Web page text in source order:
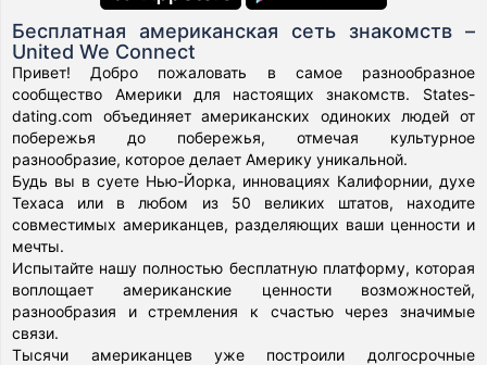
Бесплатная американская сеть знакомств –
United We Connect
Привет! Добро пожаловать в самое разнообразное
сообщество Америки для настоящих знакомств. States-
dating.com объединяет американских одиноких людей от
побережья до побережья, отмечая культурное
разнообразие, которое делает Америку уникальной.
Будь вы в суете Нью-Йорка, инновациях Калифорнии, духе
Техаса или в любом из 50 великих штатов, находите
совместимых американцев, разделяющих ваши ценности и
мечты.
Испытайте нашу полностью бесплатную платформу, которая
воплощает американские ценности возможностей,
разнообразия и стремления к счастью через значимые
связи.
Тысячи американцев уже построили долгосрочные